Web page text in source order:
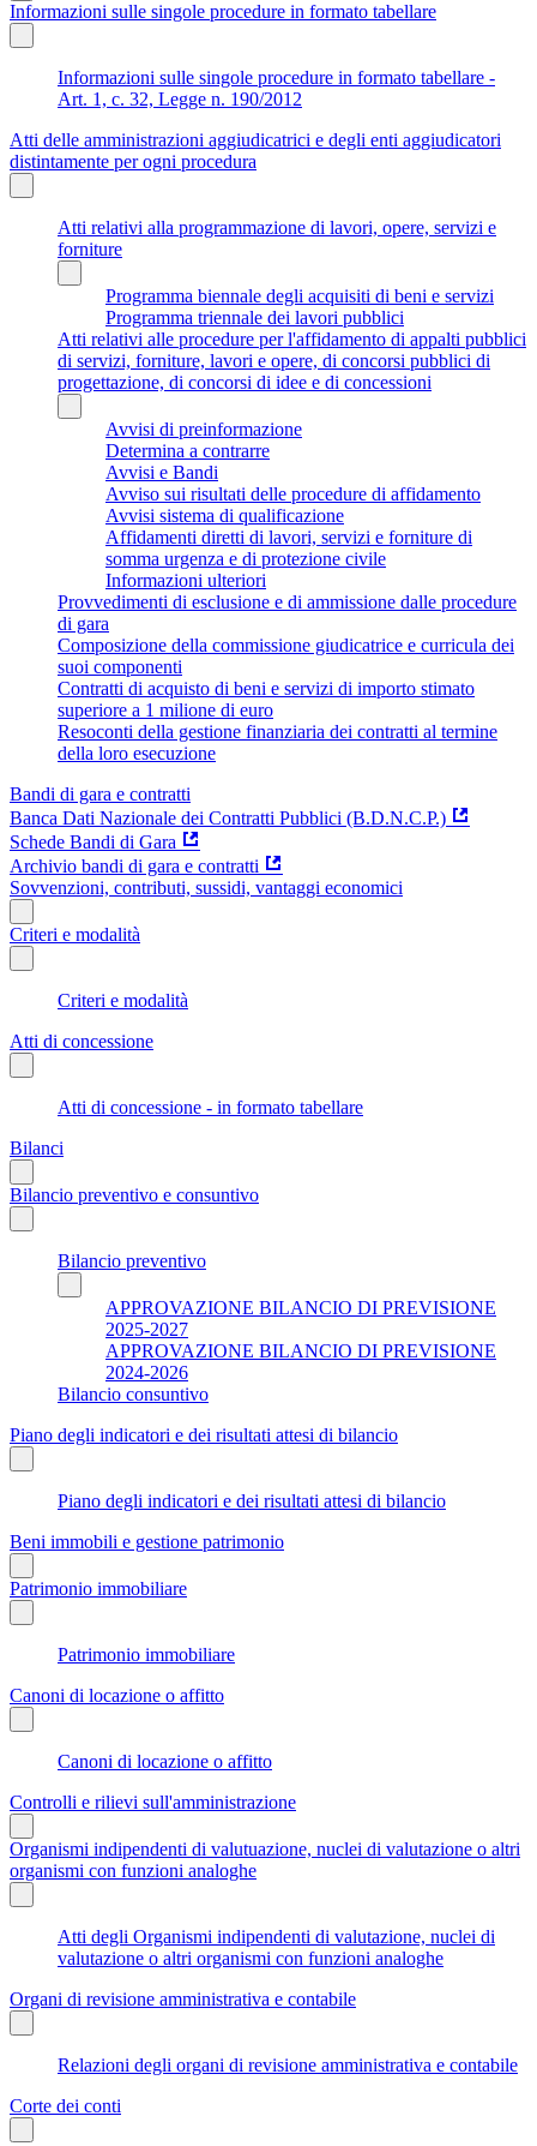
Informazioni sulle singole procedure in formato tabellare
Informazioni sulle singole procedure in formato tabellare -
Art. 1, c. 32, Legge n. 190/2012
Atti delle amministrazioni aggiudicatrici e degli enti aggiudicatori
distintamente per ogni procedura
Atti relativi alla programmazione di lavori, opere, servizi e
forniture
Programma biennale degli acquisiti di beni e servizi
Programma triennale dei lavori pubblici
Atti relativi alle procedure per l'affidamento di appalti pubblici
di servizi, forniture, lavori e opere, di concorsi pubblici di
progettazione, di concorsi di idee e di concessioni
Avvisi di preinformazione
Determina a contrarre
Avvisi e Bandi
Avviso sui risultati delle procedure di affidamento
Avvisi sistema di qualificazione
Affidamenti diretti di lavori, servizi e forniture di
somma urgenza e di protezione civile
Informazioni ulteriori
Provvedimenti di esclusione e di ammissione dalle procedure
di gara
Composizione della commissione giudicatrice e curricula dei
suoi componenti
Contratti di acquisto di beni e servizi di importo stimato
superiore a 1 milione di euro
Resoconti della gestione finanziaria dei contratti al termine
della loro esecuzione
Bandi di gara e contratti
Banca Dati Nazionale dei Contratti Pubblici (B.D.N.C.P.)
Schede Bandi di Gara
Archivio bandi di gara e contratti
Sovvenzioni, contributi, sussidi, vantaggi economici
Criteri e modalità
Criteri e modalità
Atti di concessione
Atti di concessione - in formato tabellare
Bilanci
Bilancio preventivo e consuntivo
Bilancio preventivo
APPROVAZIONE BILANCIO DI PREVISIONE
2025-2027
APPROVAZIONE BILANCIO DI PREVISIONE
2024-2026
Bilancio consuntivo
Piano degli indicatori e dei risultati attesi di bilancio
Piano degli indicatori e dei risultati attesi di bilancio
Beni immobili e gestione patrimonio
Patrimonio immobiliare
Patrimonio immobiliare
Canoni di locazione o affitto
Canoni di locazione o affitto
Controlli e rilievi sull'amministrazione
Organismi indipendenti di valutuazione, nuclei di valutazione o altri
organismi con funzioni analoghe
Atti degli Organismi indipendenti di valutazione, nuclei di
valutazione o altri organismi con funzioni analoghe
Organi di revisione amministrativa e contabile
Relazioni degli organi di revisione amministrativa e contabile
Corte dei conti